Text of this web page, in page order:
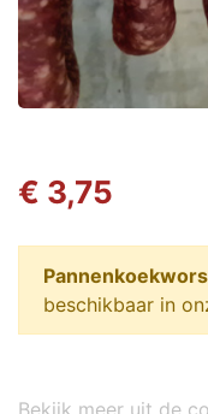
€ 3,75
beschikbaar in